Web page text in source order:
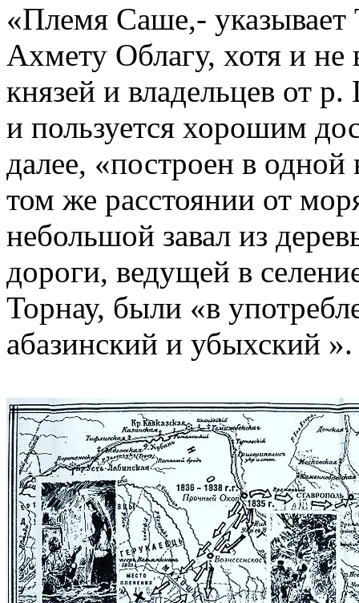
«Племя Саше,- указывает
Ахмету Облагу, хотя и не
князей и владельцев от
и пользуется хорошим
далее, «построен в
том же расстоянии от
небольшой завал из
дороги, ведущей в
Торнау, были «в
абазинский и убыхский ».